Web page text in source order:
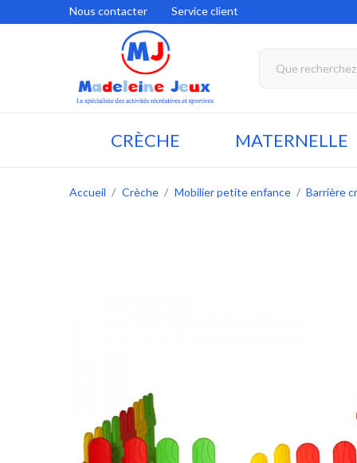
Nous contacter Service client
CRÈCHE MATERNELLE
Accueil Crèche Mobilier petite enfance Barrière